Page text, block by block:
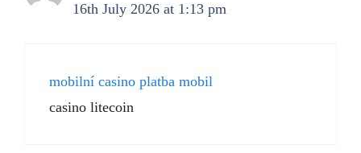
16th July 2026 at 1:13 pm
mobilní casino platba mobil
casino litecoin